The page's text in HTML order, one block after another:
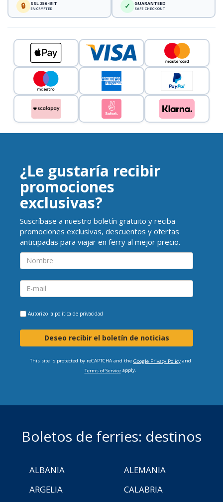
🔒 SSL 256-BIT
ENCRYPTED ✓ GUARANTEED
SAFE CHECKOUT
¿Le gustaría recibir
promociones
exclusivas?
Suscríbase a nuestro boletín gratuito y reciba
promociones exclusivas, descuentos y ofertas
anticipadas para viajar en ferry al mejor precio.
Autorizo la política de privacidad
Deseo recibir el boletín de noticias
This site is protected by reCAPTCHA and the Google Privacy Policyand
Terms of Serviceapply.
Boletos de ferries: destinos
ALBANIA
ALEMANIA
ARGELIA
CALABRIA